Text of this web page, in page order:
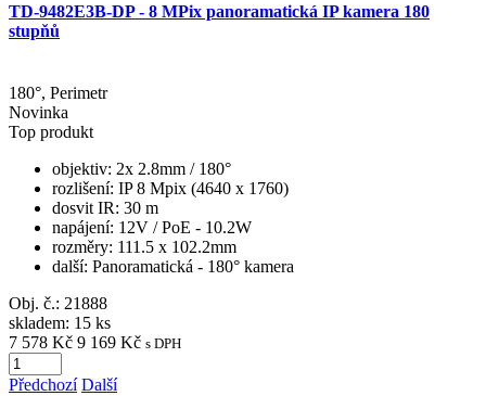
TD-9482E3B-DP - 8 MPix panoramatická IP kamera 180
stupňů
180°, Perimetr
Novinka
Top produkt
objektiv: 2x 2.8mm / 180°
rozlišení: IP 8 Mpix (4640 x 1760)
dosvit IR: 30 m
napájení: 12V / PoE - 10.2W
rozměry: 111.5 x 102.2mm
další: Panoramatická - 180° kamera
Obj. č.: 21888
skladem: 15 ks
7 578 Kč 9 169 Kč s DPH
Předchozí Další